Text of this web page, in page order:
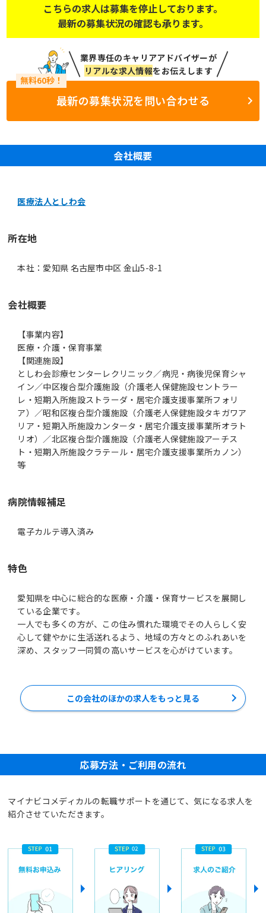
こちらの求人は募集を停止しております。
最新の募集状況の確認も承ります。
業界専任のキャリアアドバイザーが
リアルな求人情報をお伝えします
最新の募集状況を問い合わせる
会社概要
医療法人としわ会
所在地
本社：愛知県 名古屋市中区 金山5-8-1
会社概要
【事業内容】
医療・介護・保育事業
【関連施設】
としわ会診療センターレクリニック／病児・病後児保育シャ
イン／中区複合型介護施設（介護老人保健施設セントラー
レ・短期入所施設ストラーダ・居宅介護支援事業所フォリ
ア）／昭和区複合型介護施設（介護老人保健施設タキガワア
リア・短期入所施設カンタータ・居宅介護支援事業所オラト
リオ）／北区複合型介護施設（介護老人保健施設アーチス
ト・短期入所施設クラテール・居宅介護支援事業所カノン）
等
病院情報補足
電子カルテ導入済み
特色
愛知県を中心に総合的な医療・介護・保育サービスを展開し
ている企業です。
一人でも多くの方が、この住み慣れた環境でその人らしく安
心して健やかに生活送れるよう、地域の方々とのふれあいを
深め、スタッフ一同質の高いサービスを心がけています。
この会社のほかの求人をもっと見る
応募方法・ご利用の流れ
マイナビコメディカルの転職サポートを通じて、気になる求人を
紹介させていただきます。